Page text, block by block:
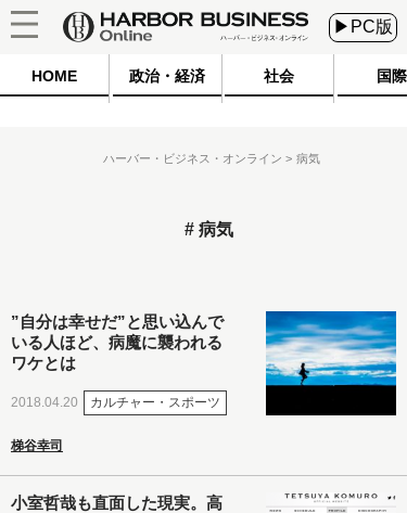
▶PC版
HOME 政治・経済 社会 国際
ハーバー・ビジネス・オンライン 病気
病気
”自分は幸せだ”と思い込んで
いる人ほど、病魔に襲われる
ワケとは
2018.04.20 カルチャー・スポーツ
梯谷幸司
小室哲哉も直面した現実。高